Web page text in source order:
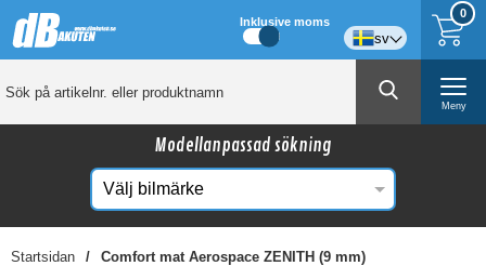
0
Inklusive moms
sv
Meny
Modellanpassad sökning
Startsidan Comfort mat Aerospace ZENITH (9 mm)